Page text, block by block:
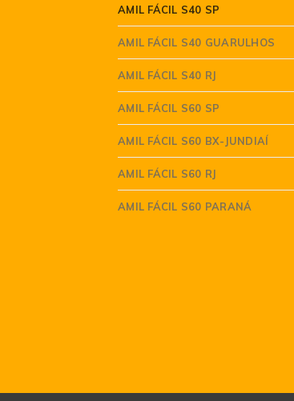
AMIL FÁCIL S40 SP
AMIL FÁCIL S40 GUARULHOS
AMIL FÁCIL S40 RJ
AMIL FÁCIL S60 SP
AMIL FÁCIL S60 BX-JUNDIAÍ
AMIL FÁCIL S60 RJ
AMIL FÁCIL S60 PARANÁ